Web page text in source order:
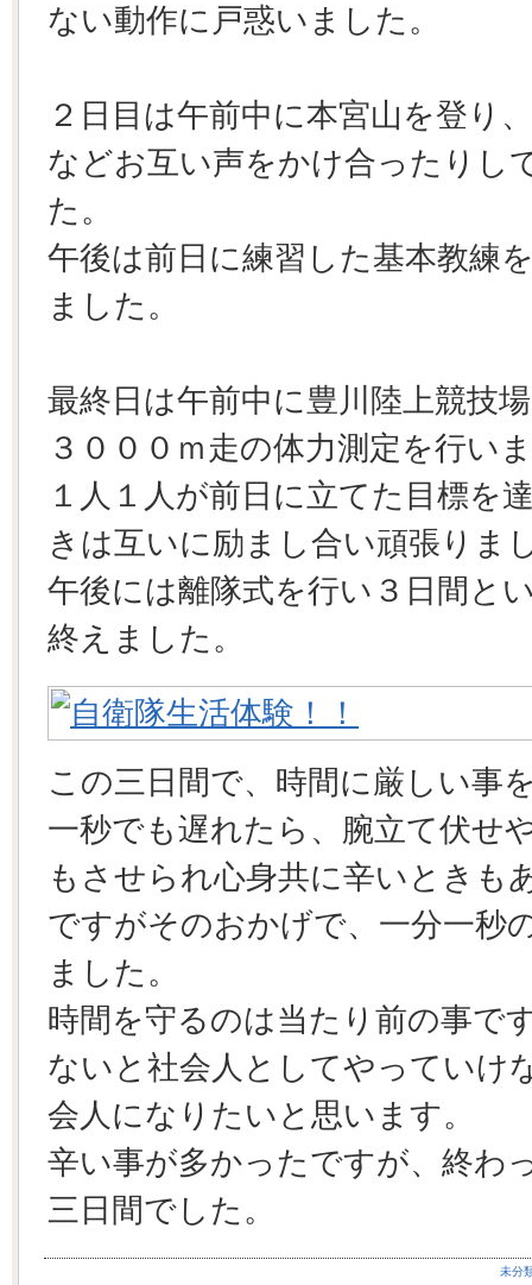
ない動作に戸惑いました。
２日目は午前中に本宮山を登り
などお互い声をかけ合ったりし
た。
午後は前日に練習した基本教練
ました。
最終日は午前中に豊川陸上競技
３０００ｍ走の体力測定を行い
１人１人が前日に立てた目標を
きは互いに励まし合い頑張りま
午後には離隊式を行い３日間と
終えました。
この三日間で、時間に厳しい事
一秒でも遅れたら、腕立て伏せ
もさせられ心身共に辛いときも
ですがそのおかげで、一分一秒
ました。
時間を守るのは当たり前の事で
ないと社会人としてやっていけ
会人になりたいと思います。
辛い事が多かったですが、終わ
三日間でした。
未分